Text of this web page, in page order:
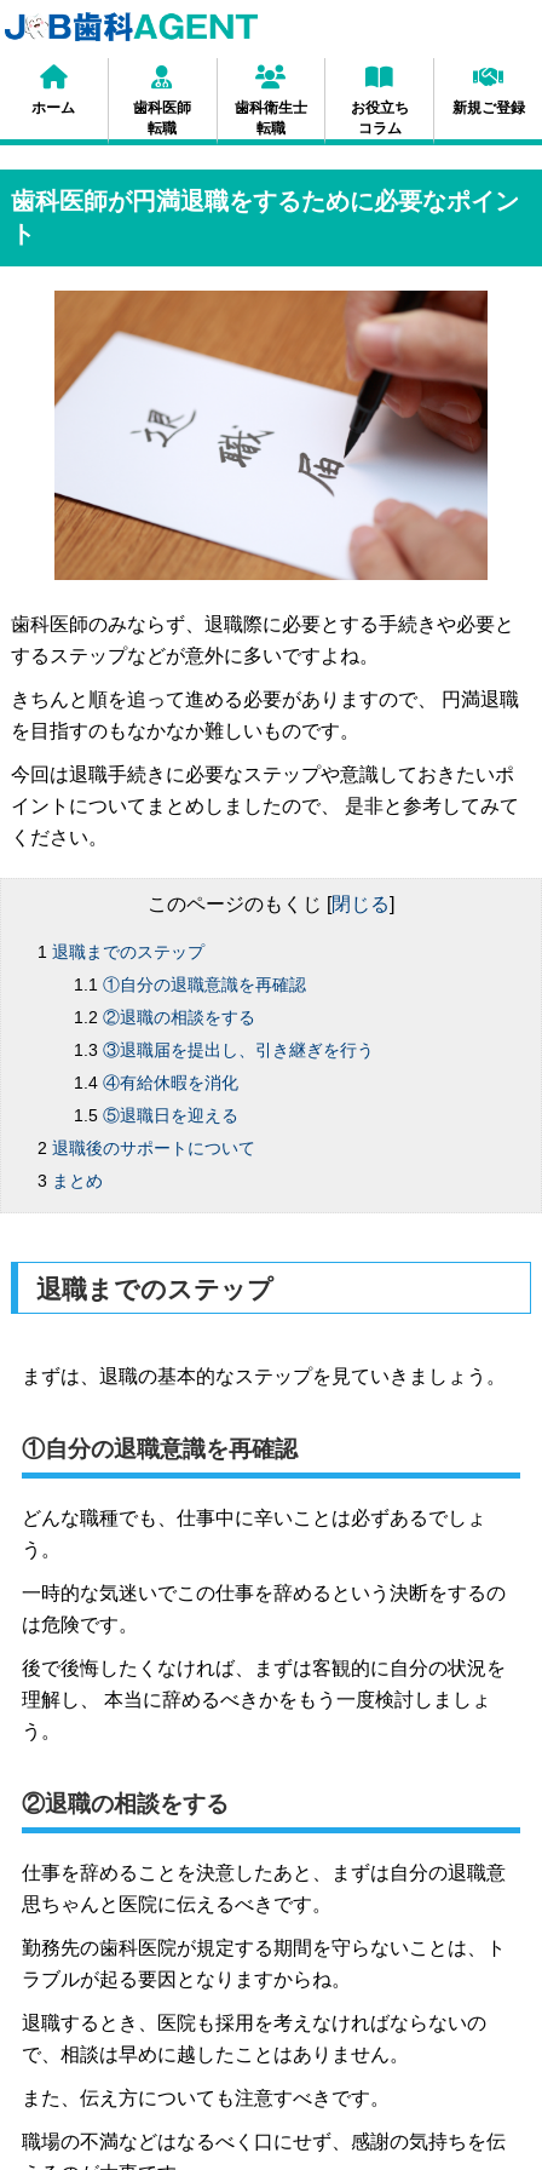
ホーム
歯科医師
転職
歯科衛生士
転職
お役立ち
コラム
新規ご登録
歯科医師が円満退職をするために必要なポイン
ト
歯科医師のみならず、退職際に必要とする手続きや必要と
するステップなどが意外に多いですよね。
きちんと順を追って進める必要がありますので、 円満退職
を目指すのもなかなか難しいものです。
今回は退職手続きに必要なステップや意識しておきたいポ
イントについてまとめしましたので、 是非と参考してみて
ください。
このページのもくじ [閉じる]
退職までのステップ
①自分の退職意識を再確認
②退職の相談をする
③退職届を提出し、引き継ぎを行う
④有給休暇を消化
⑤退職日を迎える
退職後のサポートについて
まとめ
退職までのステップ
まずは、退職の基本的なステップを見ていきましょう。
①自分の退職意識を再確認
どんな職種でも、仕事中に辛いことは必ずあるでしょ
う。
一時的な気迷いでこの仕事を辞めるという決断をするの
は危険です。
後で後悔したくなければ、まずは客観的に自分の状況を
理解し、 本当に辞めるべきかをもう一度検討しましょ
う。
②退職の相談をする
仕事を辞めることを決意したあと、まずは自分の退職意
思ちゃんと医院に伝えるべきです。
勤務先の歯科医院が規定する期間を守らないことは、ト
ラブルが起る要因となりますからね。
退職するとき、医院も採用を考えなければならないの
で、相談は早めに越したことはありません。
また、伝え方についても注意すべきです。
職場の不満などはなるべく口にせず、感謝の気持ちを伝